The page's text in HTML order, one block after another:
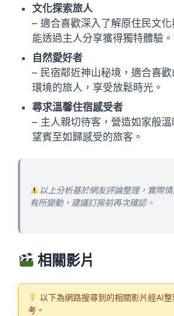
文化探索旅人
– 適合喜歡深入了解原住民文化
能透過主人分享獲得獨特體驗。
自然愛好者
– 民宿鄰近神山秘境，適合喜
環境的旅人，享受放鬆時光。
尋求溫馨住宿感受者
– 主人親切待客，營造如家般
望賓至如歸感受的旅客。
以上分析基於網友評論整理，實際
有所變動，建議訂房前再次確認。
相關影片
以下為網路搜尋到的相關影片經AI
考。